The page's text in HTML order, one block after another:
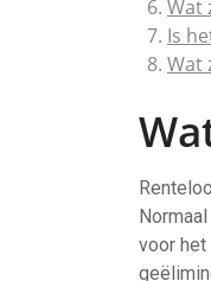
Wat
Is
Wat
voor het